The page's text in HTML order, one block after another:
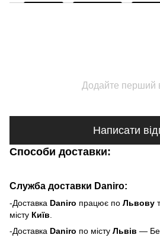
Додайте перший
Написати
Способи доставки:
Служба доставки Daniro:
-Доставка Daniro працює по Львову
місту Київ
-Доставка Daniro по місту Львів —